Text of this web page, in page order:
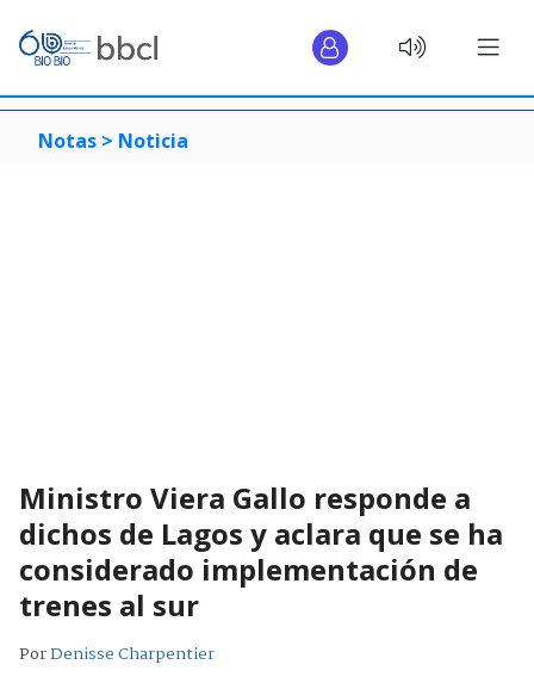
Notas > Noticia
Ministro Viera Gallo responde a
dichos de Lagos y aclara que se ha
considerado implementación de
trenes al sur
PorDenisse Charpentier